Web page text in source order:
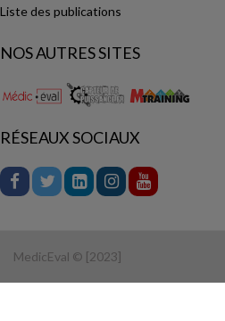
Liste des publications
NOS AUTRES SITES
RÉSEAUX SOCIAUX
MedicEval © [2023]